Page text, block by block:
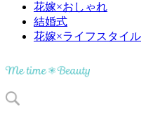
花嫁×おしゃれ
結婚式
花嫁×ライフスタイル